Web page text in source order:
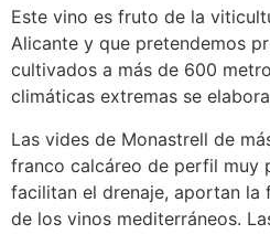
Este vino es fruto de la
Alicante y que pretendemos
cultivados a más de 600
climáticas extremas se
Las vides de Monastrell de
franco calcáreo de perfil muy
facilitan el drenaje, aportan la
de los vinos mediterráneos.